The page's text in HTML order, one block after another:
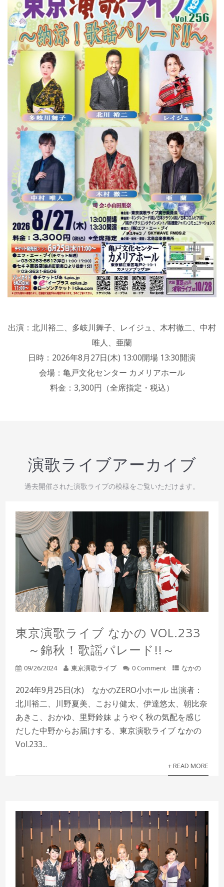
出演：北川裕二、多岐川舞子、レイジュ、木村徹二、中村
唯人、亜蘭
日時：2026年8月27日(木) 13:00開場 13:30開演
会場：亀戸文化センター カメリアホール
料金：3,300円（全席指定・税込）
演歌ライブアーカイブ
過去開催された演歌ライブの模様をご覧いただけます。
東京演歌ライブ なかの VOL.233
～錦秋！歌謡パレード!!～
09/26/2024 東京演歌ライブ 0 Comment なかの
2024年9月25日(水) なかのZERO小ホール 出演者：
北川裕二、川野夏美、こおり健太、伊達悠太、朝比奈
あきこ、おかゆ、里野鈴妹 ようやく秋の気配を感じ
だした中野からお届けする、東京演歌ライブ なかの
Vol.233...
+ READ MORE